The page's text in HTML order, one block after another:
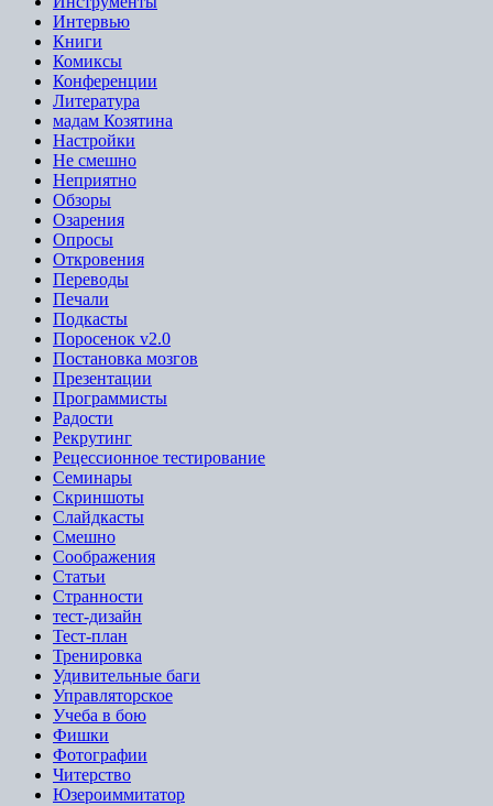
Интервью
Книги
Комиксы
Конференции
Литература
мадам Козятина
Настройки
Не смешно
Неприятно
Обзоры
Озарения
Опросы
Откровения
Переводы
Печали
Подкасты
Поросенок v2.0
Постановка мозгов
Презентации
Программисты
Радости
Рекрутинг
Рецессионное тестирование
Семинары
Скриншоты
Слайдкасты
Смешно
Соображения
Статьи
Странности
тест-дизайн
Тест-план
Тренировка
Удивительные баги
Управляторское
Учеба в бою
Фишки
Фотографии
Читерство
Юзероиммитатор